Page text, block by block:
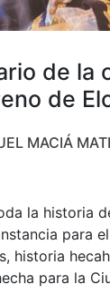
de la
de
MACIÁ
la historia
para
historia
para la